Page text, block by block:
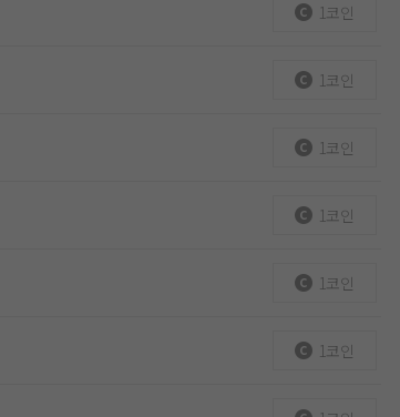
1코인
1코인
1코인
1코인
1코인
1코인